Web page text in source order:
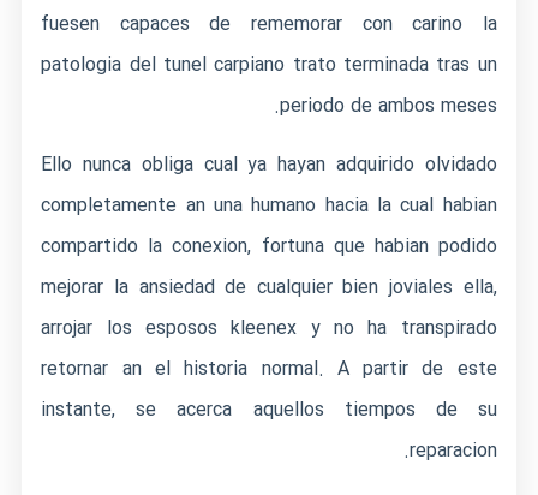
fuesen capaces de rememorar con carino la
patologi­a del tunel carpiano trato terminada tras un
periodo de ambos meses.
Ello nunca obliga cual ya hayan adquirido olvidado
completamente an una humano hacia la cual habian
compartido la conexion, fortuna que habian podido
mejorar la ansiedad de cualquier bien joviales ella,
arrojar los esposos kleenex y no ha transpirado
retornar an el historia normal. A partir de este
instante, se acerca aquellos tiempos de su
reparacion.